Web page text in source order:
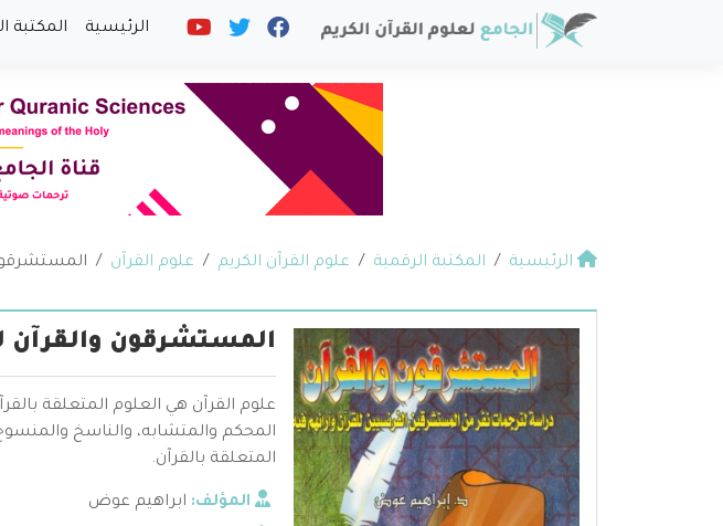
الرئيسية المكتبة
الرئيسية المكتبة الرقمية علوم القرآن الكريم علوم القرآن
المستشرقون والقرآن
علوم القرآن هي العلوم المتعلقة
المحكم والمتشابه، والناسخ
المتعلقة بالقرآن.
المؤلف: ابراهيم عوض